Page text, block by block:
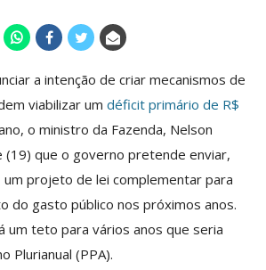
a intenção de criar mecanismos de
viabilizar um déficit primário de R$
o ministro da Fazenda, Nelson
(19) que o governo pretende enviar,
projeto de lei complementar para
do gasto público nos próximos anos.
um teto para vários anos que seria
Plurianual (PPA).